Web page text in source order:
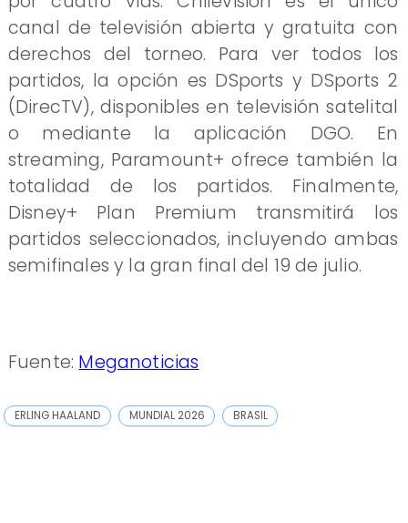
canal de televisión abierta y gratuita con
derechos del torneo. Para ver todos los
partidos, la opción es DSports y DSports 2
(DirecTV), disponibles en televisión satelital
o mediante la aplicación DGO. En
streaming, Paramount+ ofrece también la
totalidad de los partidos. Finalmente,
Disney+ Plan Premium transmitirá los
partidos seleccionados, incluyendo ambas
semifinales y la gran final del 19 de julio.
Fuente: Meganoticias
ERLING HAALAND MUNDIAL 2026 BRASIL